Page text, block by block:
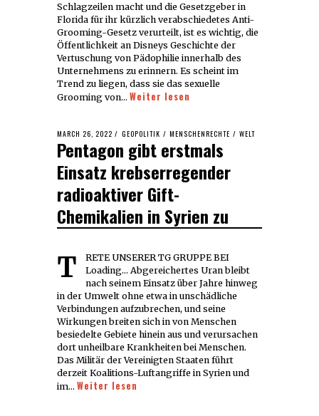
Schlagzeilen macht und die Gesetzgeber in
Florida für ihr kürzlich verabschiedetes Anti-
Grooming-Gesetz verurteilt, ist es wichtig, die
Öffentlichkeit an Disneys Geschichte der
Vertuschung von Pädophilie innerhalb des
Unternehmens zu erinnern. Es scheint im
Trend zu liegen, dass sie das sexuelle
Grooming von… Weiter lesen
POSTED
ON
MARCH 26, 2022 MARCH
2022
GEOPOLITIK / MENSCHENRECHTE / WELT
Pentagon gibt erstmals
Einsatz krebserregender
radioaktiver Gift-
Chemikalien in Syrien zu
TRETE UNSERER TG GRUPPE BEI
Loading... Abgereichertes Uran bleibt
nach seinem Einsatz über Jahre hinweg
in der Umwelt ohne etwa in unschädliche
Verbindungen aufzubrechen, und seine
Wirkungen breiten sich in von Menschen
besiedelte Gebiete hinein aus und verursachen
dort unheilbare Krankheiten bei Menschen.
Das Militär der Vereinigten Staaten führt
derzeit Koalitions-Luftangriffe in Syrien und
im… Weiter lesen